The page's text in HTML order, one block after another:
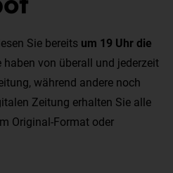
Sie bereits um 19 Uhr die
haben von überall und jederzeit
während andere noch
Zeitung erhalten Sie alle
Original-Format oder